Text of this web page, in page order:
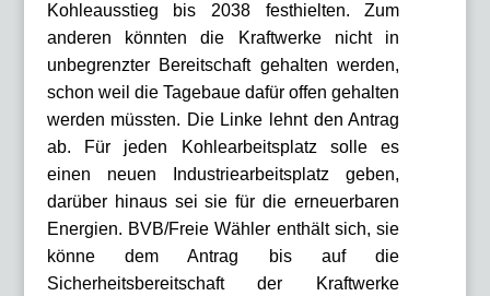
Kohleausstieg bis 2038 festhielten. Zum
anderen könnten die Kraftwerke nicht in
unbegrenzter Bereitschaft gehalten werden,
schon weil die Tagebaue dafür offen gehalten
werden müssten. Die Linke lehnt den Antrag
ab. Für jeden Kohlearbeitsplatz solle es
einen neuen Industriearbeitsplatz geben,
darüber hinaus sei sie für die erneuerbaren
Energien. BVB/Freie Wähler enthält sich, sie
könne dem Antrag bis auf die
Sicherheitsbereitschaft der Kraftwerke